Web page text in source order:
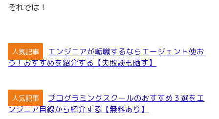
それでは！
人気記事
エンジニアが転職するならエージェント使お
う！おすすめを紹介する【失敗談も晒す】
人気記事
プログラミングスクールのおすすめ３選をエ
ンジニア目線から紹介する【無料あり】